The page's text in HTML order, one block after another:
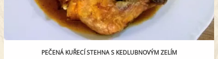
PEČENÁ KUŘECÍ STEHNA S KEDLUBNOVÝM ZELÍM